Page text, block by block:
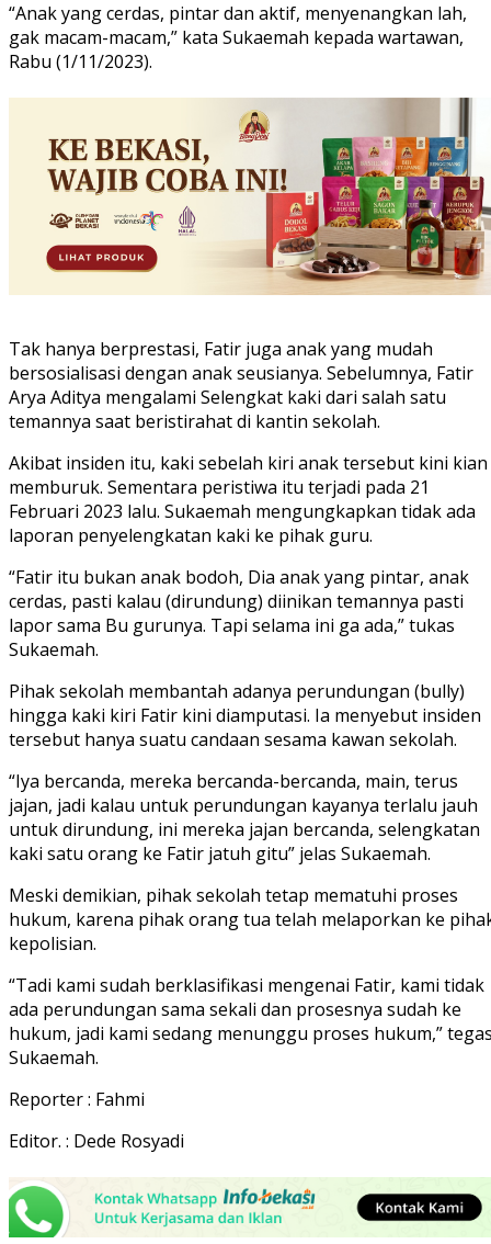
“Anak yang cerdas, pintar dan aktif, menyenangkan lah,
gak macam-macam,” kata Sukaemah kepada wartawan,
Rabu (1/11/2023).
Tak hanya berprestasi, Fatir juga anak yang mudah
bersosialisasi dengan anak seusianya. Sebelumnya, Fatir
Arya Aditya mengalami Selengkat kaki dari salah satu
temannya saat beristirahat di kantin sekolah.
Akibat insiden itu, kaki sebelah kiri anak tersebut kini kian
memburuk. Sementara peristiwa itu terjadi pada 21
Februari 2023 lalu. Sukaemah mengungkapkan tidak ada
laporan penyelengkatan kaki ke pihak guru.
“Fatir itu bukan anak bodoh, Dia anak yang pintar, anak
cerdas, pasti kalau (dirundung) diinikan temannya pasti
lapor sama Bu gurunya. Tapi selama ini ga ada,” tukas
Sukaemah.
Pihak sekolah membantah adanya perundungan (bully)
hingga kaki kiri Fatir kini diamputasi. Ia menyebut insiden
tersebut hanya suatu candaan sesama kawan sekolah.
“Iya bercanda, mereka bercanda-bercanda, main, terus
jajan, jadi kalau untuk perundungan kayanya terlalu jauh
untuk dirundung, ini mereka jajan bercanda, selengkatan
kaki satu orang ke Fatir jatuh gitu” jelas Sukaemah.
Meski demikian, pihak sekolah tetap mematuhi proses
hukum, karena pihak orang tua telah melaporkan ke
kepolisian.
“Tadi kami sudah berklasifikasi mengenai Fatir, kami tidak
ada perundungan sama sekali dan prosesnya sudah ke
hukum, jadi kami sedang menunggu proses hukum,”
Sukaemah.
Reporter : Fahmi
Editor. : Dede Rosyadi